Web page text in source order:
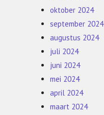
oktober 2024
september 2024
augustus 2024
juli 2024
juni 2024
mei 2024
april 2024
maart 2024